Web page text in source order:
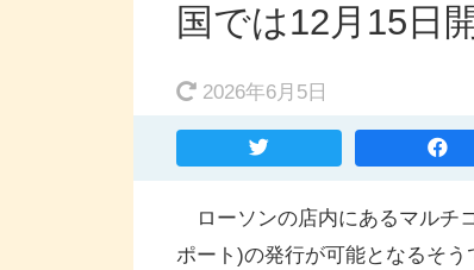
国では12月15日
2026年6月5日
ローソンの店内にあるマルチ
ポート)の発行が可能となるそ